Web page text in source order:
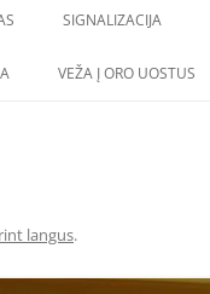
SIGNALIZACIJA
VEŽA Į ORO UOSTUS
langus.